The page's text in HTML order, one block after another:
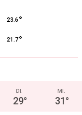
23.6 °
21.7°
DI.
29°
MI.
31°